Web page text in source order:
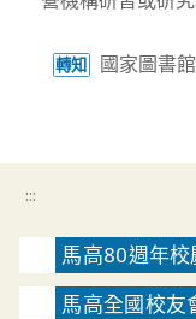
articles
轉知
國家圖書
:::
馬高80週年校
馬高全國校友